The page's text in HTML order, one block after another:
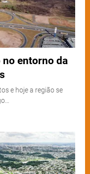
entorno da
e hoje a região se